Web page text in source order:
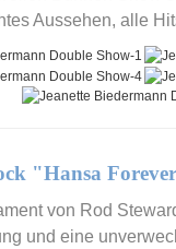
Aussehen, alle
"Hansa
von Rod
und eine